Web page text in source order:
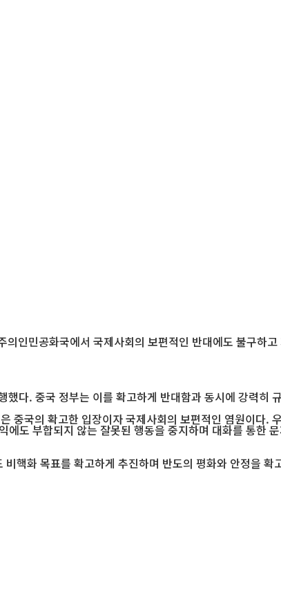
인민공화국에서 국제사회의 보편적인 반대에도 불구하
다. 중국 정부는 이를 확고하게 반대함과 동시에 강력히
중국의 확고한 입장이자 국제사회의 보편적인 염원이다.
도 부합되지 않는 잘못된 행동을 중지하며 대화를 통한
핵화 목표를 확고하게 추진하며 반도의 평화와 안정을 확